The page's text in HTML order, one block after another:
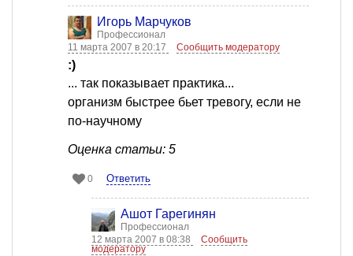
Игорь Марчуков
Профессионал
11 марта 2007 в 20:17
Сообщить модератору
:)
... так показывает практика...
организм быстрее бьет тревогу, если не
по-научному
Оценка статьи: 5
0 Ответить
Ашот Гарегинян
Профессионал
12 марта 2007 в 08:38
Сообщить
модератору